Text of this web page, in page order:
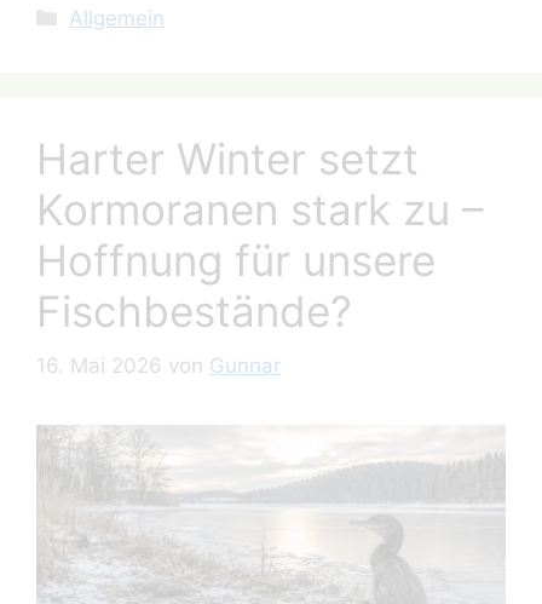
Kategorien
Allgemein
Harter Winter setzt
Kormoranen stark zu –
Hoffnung für unsere
Fischbestände?
16. Mai 2026 von Gunnar